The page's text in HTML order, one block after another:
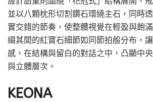
並以八顆枕形切割鑽石環繞主石，同時
實交錯的節奏，使整體視覺在輕盈與飽
綴其間的紅寶石細節如同節拍般分布，
感，在結構與留白的對話之中，凸顯中
與立體層次。
KEONA